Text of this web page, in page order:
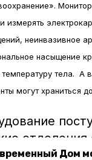
Дом
измерять
неинвазивное
насыщение
температуру тела. А
могут храниться
отделения